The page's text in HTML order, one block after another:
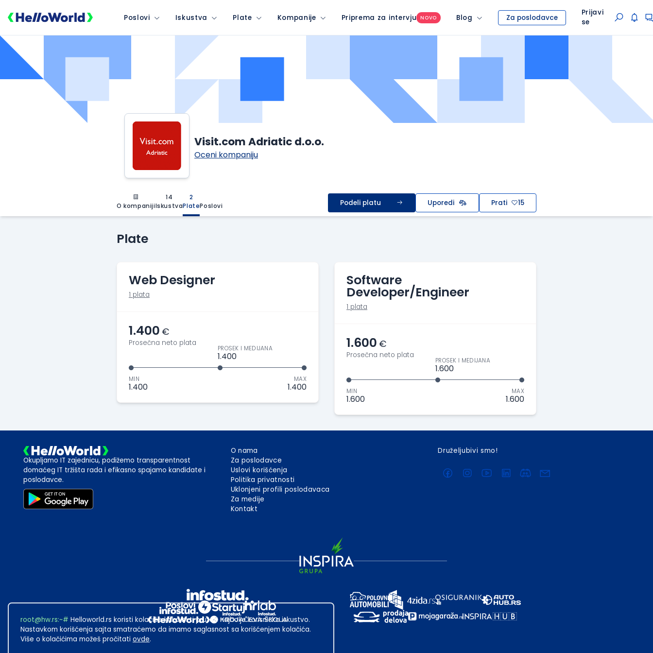
Poslovi Iskustva Plate Kompanije Priprema za intervju NOVO Blog Za poslodavce
Prijavi
se
Visit.com Adriatic d.o.o.
Oceni kompaniju
O kompaniji
14
Iskustva
2
PlatePoslovi Podeli platu Uporedi Prati 15
Plate
Web Designer
1 plata
1.400 €
Prosečna neto plata
MIN
1.400
PROSEK I MEDIJANA
1.400
MAX
1.400
Software
Developer/Engineer
1 plata
1.600 €
Prosečna neto plata
MIN
1.600
PROSEK I MEDIJANA
1.600
MAX
1.600
Okupljamo IT zajednicu, podižemo transparentnost
domaćeg IT tržišta rada i efikasno spajamo kandidate i
poslodavce.
O nama
Za poslodavce
Uslovi korišćenja
Politika privatnosti
Uklonjeni profili poslodavaca
Za medije
Kontakt
Druželjubivi smo!
root@hw.rs:~# Helloworld.rs koristi kolačiće kako bi ti pružao najbolje korisničko iskustvo.
Nastavkom korišćenja sajta smatraćemo da imamo saglasnost sa korišćenjem kolačića.
Više o kolačićima možeš pročitati ovde.